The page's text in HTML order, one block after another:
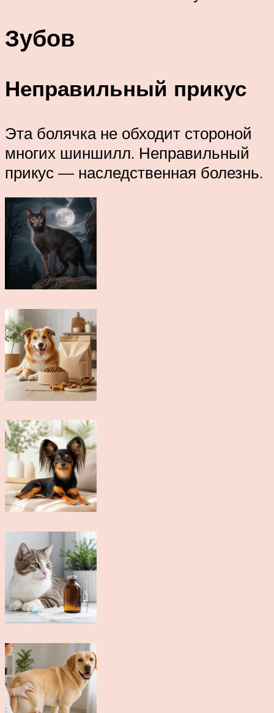
Зубов
Неправильный прикус
Эта болячка не обходит стороной
многих шиншилл. Неправильный
прикус — наследственная болезнь.